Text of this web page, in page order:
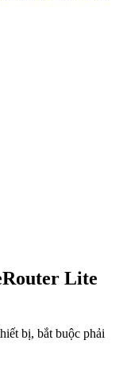
Lite
bị, bắt buộc phải